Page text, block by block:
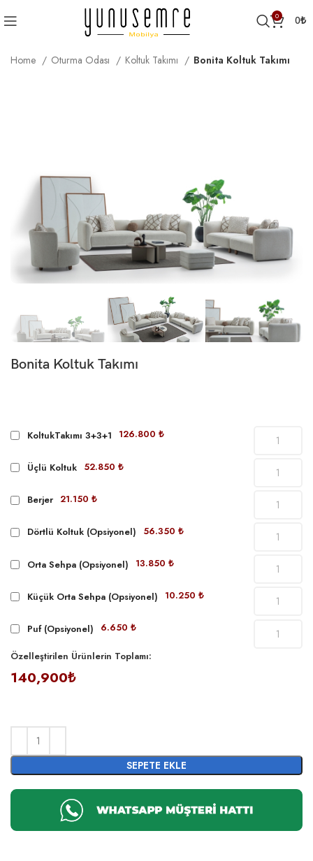
0 0₺
Home Oturma Odası Koltuk Takımı Bonita Koltuk Takımı
Bonita Koltuk Takımı
KoltukTakımı 3+3+1 126.800 ₺
Üçlü Koltuk 52.850 ₺
Berjer 21.150 ₺
Dörtlü Koltuk (Opsiyonel) 56.350 ₺
Orta Sehpa (Opsiyonel) 13.850 ₺
Küçük Orta Sehpa (Opsiyonel) 10.250 ₺
Puf (Opsiyonel) 6.650 ₺
Özelleştirilen Ürünlerin Toplamı:
140,900₺
SEPETE EKLE